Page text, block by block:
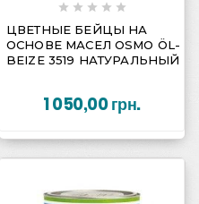
  
    
ЦВЕТНЫЕ БЕЙЦЫ НА
ОСНОВЕ МАСЕЛ OSMO ÖL-
BEIZE 3519 НАТУРАЛЬНЫЙ
1 050,00 грн.